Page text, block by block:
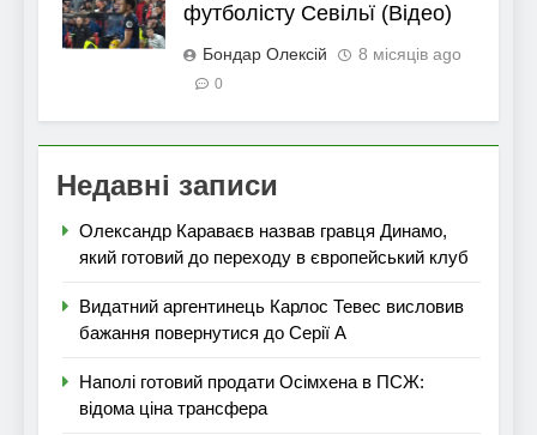
футболісту Севільї (Відео)
Бондар Олексій 8 місяців ago
0
Недавні записи
Олександр Караваєв назвав гравця Динамо,
який готовий до переходу в європейський клуб
Видатний аргентинець Карлос Тевес висловив
бажання повернутися до Серії А
Наполі готовий продати Осімхена в ПСЖ:
відома ціна трансфера